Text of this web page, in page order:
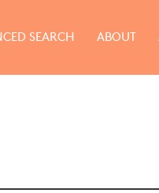
SEARCH ABOUT